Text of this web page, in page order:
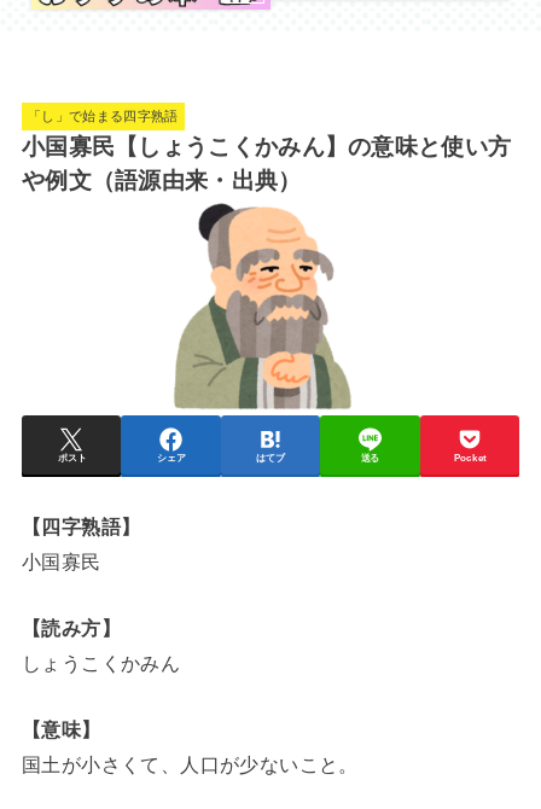
「し」で始まる四字熟語
小国寡民【しょうこくかみん】の意味と使い方
や例文（語源由来・出典）
ポスト シェア はてブ 送る Pocket
【四字熟語】
小国寡民
【読み方】
しょうこくかみん
【意味】
国土が小さくて、人口が少ないこと。